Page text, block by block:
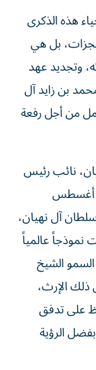
هذه الذكرى
بل هي
وتجديد عهد
بن زايد آل
من أجل رفعة
نائب رئيس
أغسطس
آل نهيان،
عالمياً
الشيخ
ذلك الإرث،
على تدفق
الرؤية